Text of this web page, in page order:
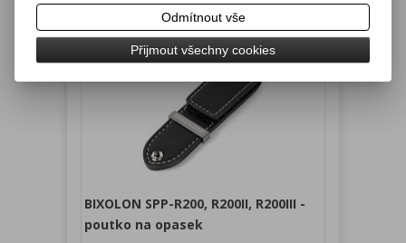
Přidat do košíku
BIXOLON SPP-R200, R200II, R200III -
poutko na opasek
Odmítnout vše
Přijmout všechny cookies